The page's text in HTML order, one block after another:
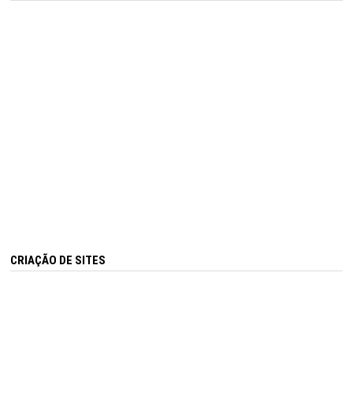
CRIAÇÃO DE SITES